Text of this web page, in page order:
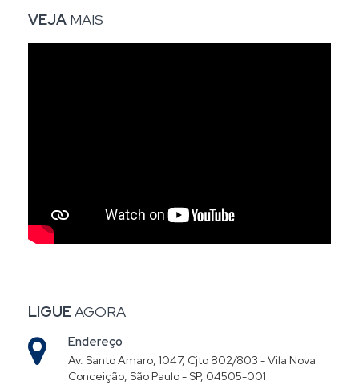
VEJA MAIS
LIGUEAGORA
Endereço
Av. Santo Amaro, 1047, Cjto 802/803 - Vila Nova
Conceição, São Paulo - SP, 04505-001